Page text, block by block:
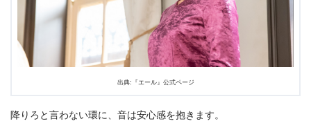
出典:『エール』公式ページ
降りろと言わない環に、音は安心感を抱きます。